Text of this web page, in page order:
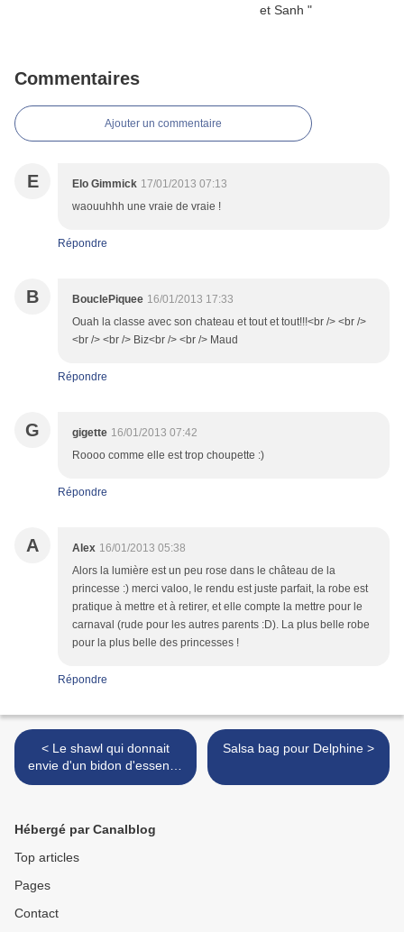
Commentaires
Ajouter un commentaire
E Elo Gimmick 17/01/2013 07:13
waouuhhh une vraie de vraie !
Répondre
B BouclePiquee 16/01/2013 17:33
Ouah la classe avec son chateau et tout et tout!!!<br /> <br />
<br /> <br /> Biz<br /> <br /> Maud
Répondre
G gigette 16/01/2013 07:42
Roooo comme elle est trop choupette :)
Répondre
A Alex 16/01/2013 05:38
Alors la lumière est un peu rose dans le château de la
princesse :) merci valoo, le rendu est juste parfait, la robe est
pratique à mettre et à retirer, et elle compte la mettre pour le
carnaval (rude pour les autres parents :D). La plus belle robe
pour la plus belle des princesses !
Répondre
< Le shawl qui donnait
envie d'un bidon d'essence
et d'une boîte d'allumettes
Salsa bag pour Delphine >
Hébergé par Canalblog
Top articles
Pages
Contact